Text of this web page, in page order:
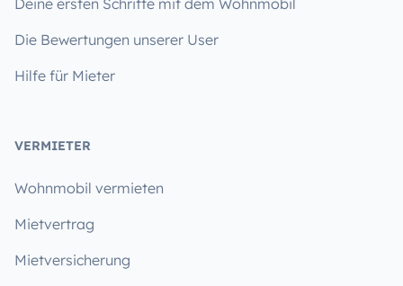
Deine ersten Schritte mit dem Wohnmobil
Die Bewertungen unserer User
Hilfe für Mieter
VERMIETER
Wohnmobil vermieten
Mietvertrag
Mietversicherung